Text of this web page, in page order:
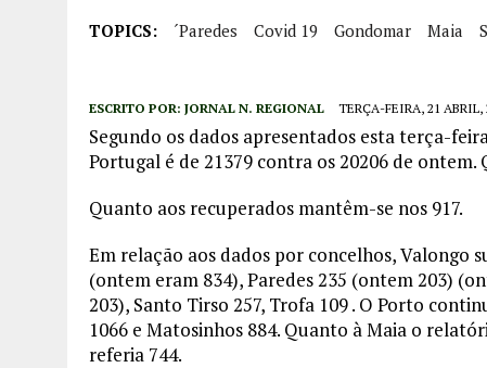
TOPICS: ´Paredes Covid 19 Gondomar Maia
ESCRITO POR: JORNAL N. REGIONAL TERÇA-FEIRA, 21 ABRIL,
Segundo os dados apresentados esta terça-
Portugal é de 21379 contra os 20206 de
Quanto aos recuperados mantêm-se nos 917.
Em relação aos dados por concelhos, Valongo
(ontem eram 834), Paredes 235 (ontem 203)
203), Santo Tirso 257, Trofa 109 . O Porto
1066 e Matosinhos 884. Quanto à Maia o
referia 744.